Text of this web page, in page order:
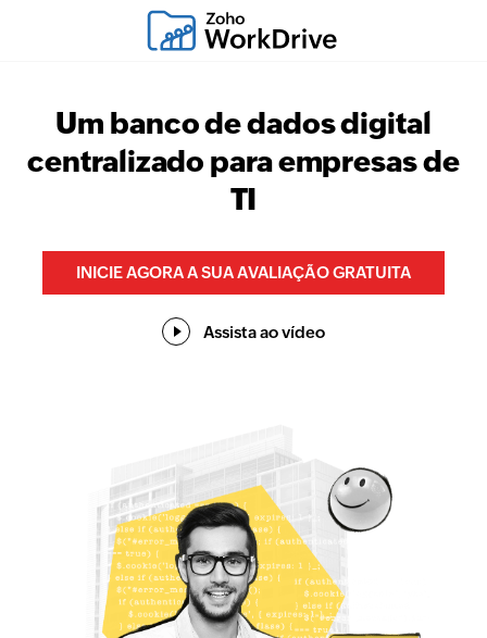
Um banco de dados digital
centralizado para empresas de
TI
INICIE AGORA A SUA AVALIAÇÃO GRATUITA
Assista ao vídeo